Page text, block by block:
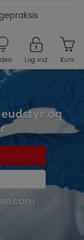
Log ind Kurv
og